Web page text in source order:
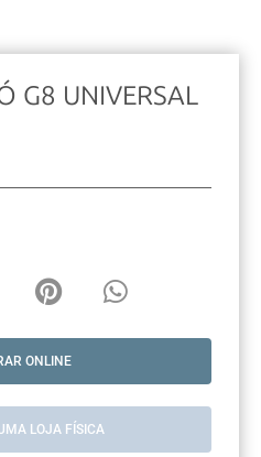
G8 UNIVERSAL
ONLINE
LOJA FÍSICA